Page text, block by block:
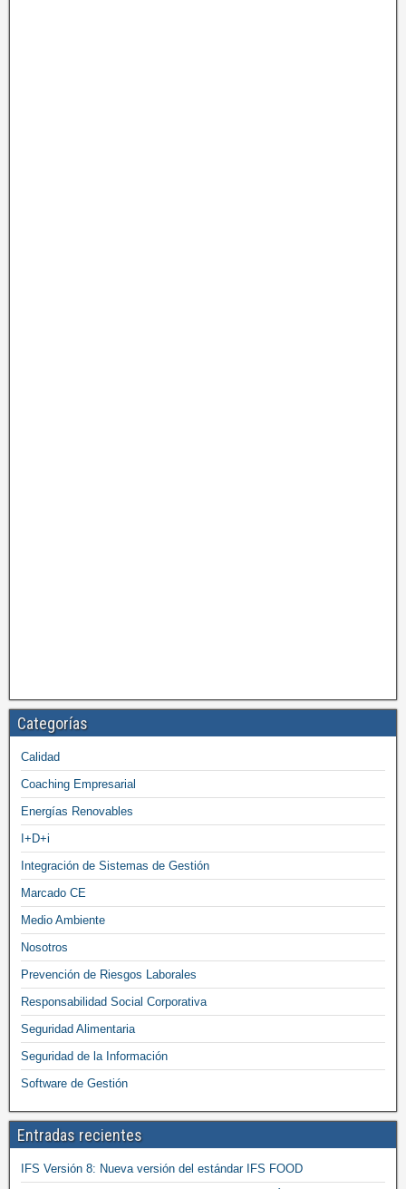
Categorías
Calidad
Coaching Empresarial
Energías Renovables
I+D+i
Integración de Sistemas de Gestión
Marcado CE
Medio Ambiente
Nosotros
Prevención de Riesgos Laborales
Responsabilidad Social Corporativa
Seguridad Alimentaria
Seguridad de la Información
Software de Gestión
Entradas recientes
IFS Versión 8: Nueva versión del estándar IFS FOOD